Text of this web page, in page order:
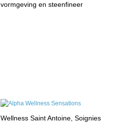
vormgeving en steenfineer
Wellness Saint Antoine, Soignies